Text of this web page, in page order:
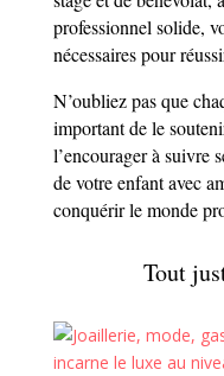
professionnel solide,
nécessaires pour
N’oubliez pas que
important de le
l’encourager à suivre
de votre enfant avec
conquérir le monde
Tout